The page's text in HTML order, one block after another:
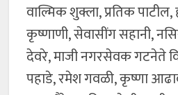
वाल्मिक शुक्ला, प्रतिक पाटील,
कृष्णाणी, सेवासींग सहानी,
देवरे, माजी नगरसेवक गटनेते
पहाडे, रमेश गवळी, कृष्णा